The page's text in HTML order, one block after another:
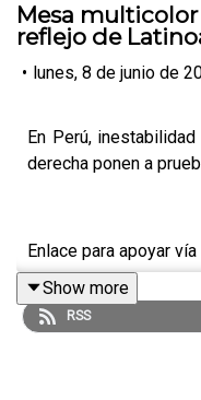
Mesa
reflejo de
• lunes, 8 de junio de
En Perú,
derecha ponen a
Enlace para apoyar
https://
Show more
RSS